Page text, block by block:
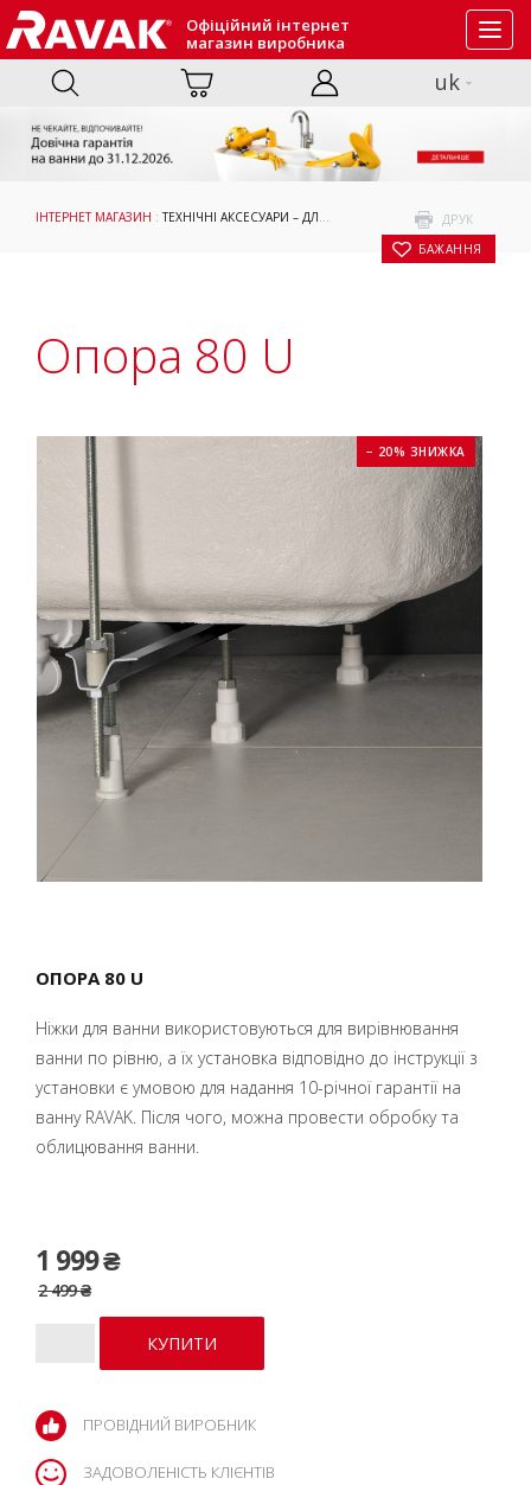
Офіційний інтернет
магазин виробника
uk
ДРУК
БАЖАННЯ
ІНТЕРНЕТ МАГАЗИН :ТЕХНІЧНІ АКСЕСУАРИ – ДЛЯ ВАНН ТА ДВЕРЕЙ : АКСЕСУАРИ
Опора 80 U
− 20% ЗНИЖКА
ОПОРА 80 U
Ніжки для ванни використовуються для вирівнювання
ванни по рівню, а їх установка відповідно до інструкції з
установки є умовою для надання 10-річної гарантії на
ванну RAVAK. Після чого, можна провести обробку та
облицювання ванни.
1 999 ₴
2 499 ₴
ПРОВІДНИЙ ВИРОБНИК
ЗАДОВОЛЕНІСТЬ КЛІЄНТІВ